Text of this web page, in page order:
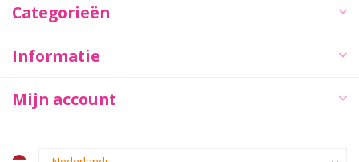
Categorieën
Informatie
Mijn account